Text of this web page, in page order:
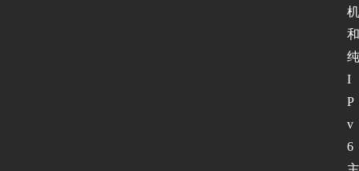
机
和
纯
I
P
v
6